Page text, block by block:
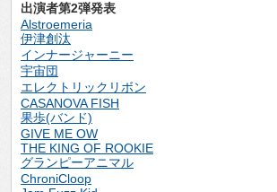
出演者第2弾発表
Alstroemeria
伊津創汰
インナージャーニー
宇宙団
エレクトリックリボン
CASANOVA FISH
果歩(バンド)
GIVE ME OW
THE KING OF ROOKIE
グランピーアニマル
ChroniCloop